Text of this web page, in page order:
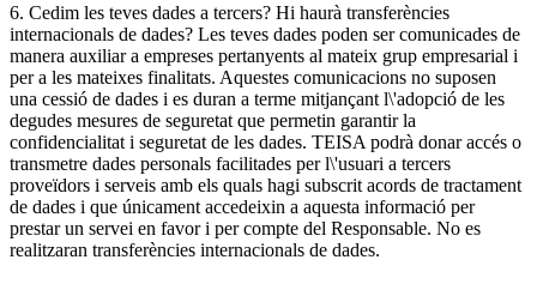
6. Cedim les teves dades a tercers? Hi haurà transferències
internacionals de dades? Les teves dades poden ser comunicades de
manera auxiliar a empreses pertanyents al mateix grup empresarial i
per a les mateixes finalitats. Aquestes comunicacions no suposen
una cessió de dades i es duran a terme mitjançant l\'adopció de les
degudes mesures de seguretat que permetin garantir la
confidencialitat i seguretat de les dades. TEISA podrà donar accés o
transmetre dades personals facilitades per l\'usuari a tercers
proveïdors i serveis amb els quals hagi subscrit acords de tractament
de dades i que únicament accedeixin a aquesta informació per
prestar un servei en favor i per compte del Responsable. No es
realitzaran transferències internacionals de dades.